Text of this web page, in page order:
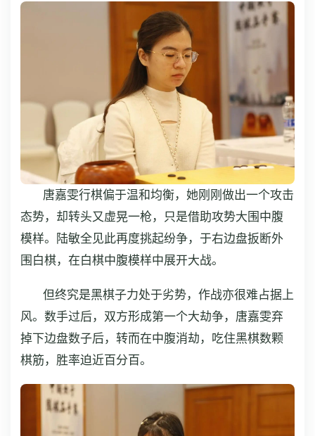
唐嘉雯行棋偏于温和均衡，她刚刚做出一个攻击
态势，却转头又虚晃一枪，只是借助攻势大围中腹
模样。陆敏全见此再度挑起纷争，于右边盘扳断外
围白棋，在白棋中腹模样中展开大战。
但终究是黑棋子力处于劣势，作战亦很难占据上
风。数手过后，双方形成第一个大劫争，唐嘉雯弃
掉下边盘数子后，转而在中腹消劫，吃住黑棋数颗
棋筋，胜率迫近百分百。